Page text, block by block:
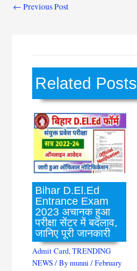
← Previous Post
Related Posts
Bihar D.El.Ed
Entrance Exam
2023 अचानक हुआ
परीक्षा सेंटर में बदलाव,
जानिए पूरी जानकारी
Admit Card,TRENDING
NEWS/ Bymunni/February